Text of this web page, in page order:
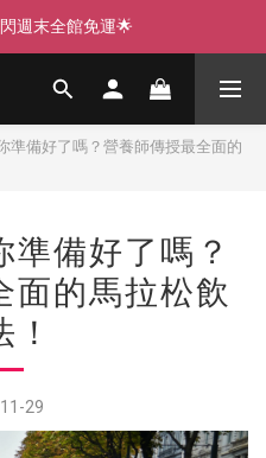
週末全館免運🌟
週末全館免運🌟
任選2件88折🎁
準備好了嗎？營養師傳授最全面的
準備好了嗎？
面的馬拉松飲
29